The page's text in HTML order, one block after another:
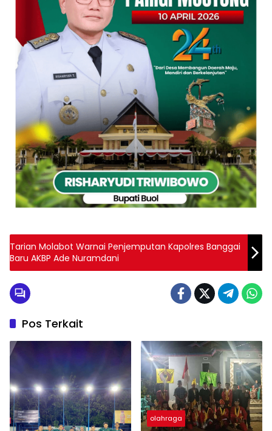
Tarian Molabot Warnai Penjemputan Kapolres Banggai
Baru AKBP Ade Nuramdani
Pos Terkait
olahraga